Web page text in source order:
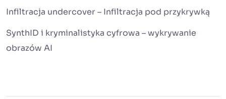
Infiltracja undercover – Infiltracja pod przykrywką
SynthID i kryminalistyka cyfrowa – wykrywanie
obrazów AI